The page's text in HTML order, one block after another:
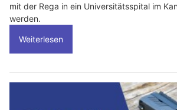
mit der Rega in ein Universitätsspital im
werden.
Weiterlesen